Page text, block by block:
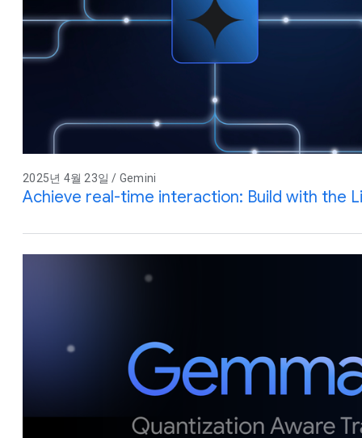
2025년 4월 23일 / Gemini
Achieve real-time interaction: Build with the